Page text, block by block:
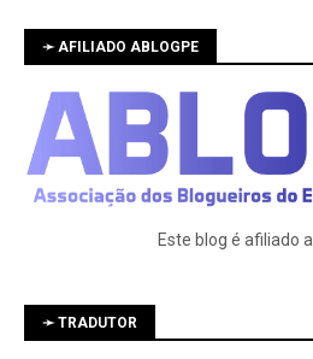
➛ AFILIADO ABLOGPE
Este blog é afiliado a
➛ TRADUTOR